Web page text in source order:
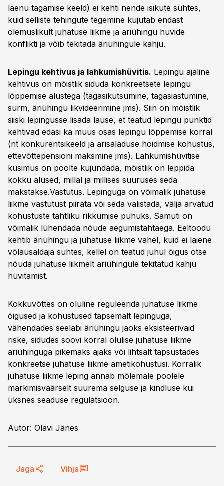
laenu tagamise keeld) ei kehti nende isikute suhtes,
kuid selliste tehingute tegemine kujutab endast
olemuslikult juhatuse liikme ja äriühingu huvide
konflikti ja võib tekitada äriühingule kahju.
Lepingu kehtivus ja lahkumishüvitis. Lepingu ajaline
kehtivus on mõistlik siduda konkreetsete lepingu
lõppemise alustega (tagasikutsumine, tagasiastumine,
surm, äriühingu likvideerimine jms). Siin on mõistlik
siiski lepingusse lisada lause, et teatud lepingu punktid
kehtivad edasi ka muus osas lepingu lõppemise korral
(nt konkurentsikeeld ja ärisaladuse hoidmise kohustus,
ettevõttepensioni maksmine jms). Lahkumishüvitise
küsimus on poolte kujundada, mõistlik on leppida
kokku alused, millal ja millises suuruses seda
makstakse.Vastutus. Lepinguga on võimalik juhatuse
liikme vastutust piirata või seda välistada, välja arvatud
kohustuste tahtliku rikkumise puhuks. Samuti on
võimalik lühendada nõude aegumistähtaega. Eeltoodu
kehtib äriühingu ja juhatuse liikme vahel, kuid ei laiene
võlausaldaja suhtes, kellel on teatud juhul õigus otse
nõuda juhatuse liikmelt äriühingule tekitatud kahju
hüvitamist.
Kokkuvõttes on oluline reguleerida juhatuse liikme
õigused ja kohustused täpsemalt lepinguga,
vähendades seeläbi äriühingu jaoks eksisteerivaid
riske, sidudes soovi korral olulise juhatuse liikme
äriühinguga pikemaks ajaks või lihtsalt täpsustades
konkreetse juhatuse liikme ametikohustusi. Korralik
juhatuse liikme leping annab mõlemale poolele
märkimisväärselt suurema selguse ja kindluse kui
üksnes seaduse regulatsioon.
Autor: Olavi Jänes
Jaga Vihja